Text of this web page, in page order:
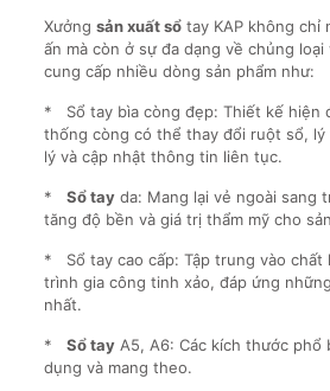
Xưởng sản xuất sổtay KAP không chỉ
ấn mà còn ở sự đa dạng về chủng
cung cấp nhiều dòng sản phẩm như:
* Sổ tay bìa còng đẹp: Thiết kế hiện
thống còng có thể thay đổi ruột sổ, lý
lý và cập nhật thông tin liên tục.
* Sổ tayda: Mang lại vẻ ngoài sang
tăng độ bền và giá trị thẩm mỹ cho
* Sổ tay cao cấp: Tập trung vào chất
trình gia công tinh xảo, đáp ứng
nhất.
* Sổ tayA5, A6: Các kích thước phổ
dụng và mang theo.